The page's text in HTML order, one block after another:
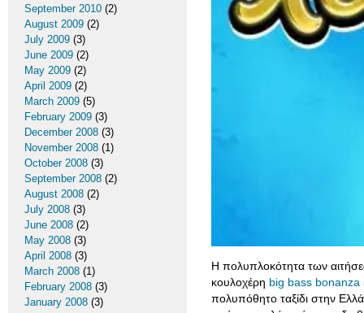
Η πολυπλοκότητα των
κουλοχέρη big bass bonanza
πολυπόθητο ταξίδι στην
September 2010 (2)
August 2009 (2)
July 2009 (3)
June 2009 (2)
May 2009 (2)
April 2009 (2)
March 2009 (5)
February 2009 (3)
December 2008 (3)
November 2008 (1)
October 2008 (3)
September 2008 (2)
August 2008 (2)
July 2008 (3)
June 2008 (2)
May 2008 (3)
April 2008 (3)
March 2008 (1)
February 2008 (3)
January 2008 (3)